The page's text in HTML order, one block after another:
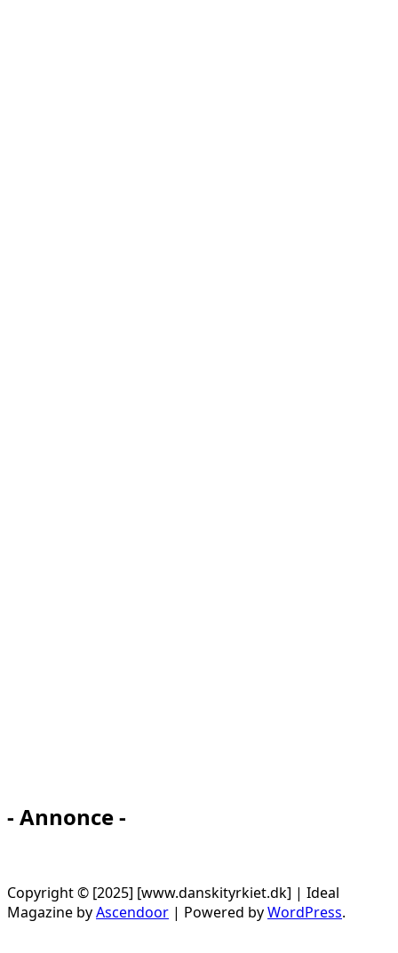
- Annonce -
Copyright © [2025] [www.danskityrkiet.dk] | Ideal
Magazine byAscendoor | Powered byWordPress.